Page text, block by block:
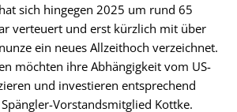
sich hingegen 2025 um rund 65
verteuert und erst kürzlich mit über
ein neues Allzeithoch verzeichnet.
möchten ihre Abhängigkeit vom US-
und investieren entsprechend
Vorstandsmitglied Kottke.